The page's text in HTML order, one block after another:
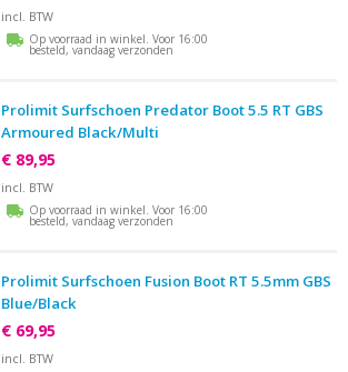
incl. BTW
Op voorraad in winkel. Voor 16:00
besteld, vandaag verzonden
Prolimit Surfschoen Predator Boot 5.5 RT GBS
Armoured Black/Multi
€ 89,95
incl. BTW
Op voorraad in winkel. Voor 16:00
besteld, vandaag verzonden
Prolimit Surfschoen Fusion Boot RT 5.5mm GBS
Blue/Black
€ 69,95
incl. BTW